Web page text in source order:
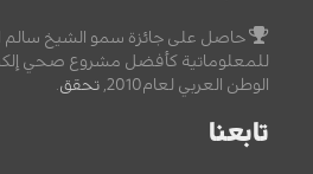
حاصل على جائزة سمو الشيخ سالم
للمعلوماتية كأفضل مشروع صحي
الوطن العربي لعام2010,
تحقق.
تابعنا